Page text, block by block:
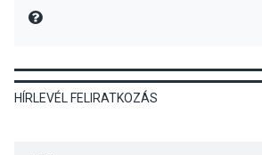
KULTÚRA
Színek, közösség és
MIRE MONDTA
HÍRLEVÉL FELIRATKOZÁS